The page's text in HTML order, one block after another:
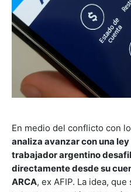
En medio del conflicto con
analiza avanzar con una
trabajador argentino
directamente desde su
ARCA, ex AFIP. La idea,